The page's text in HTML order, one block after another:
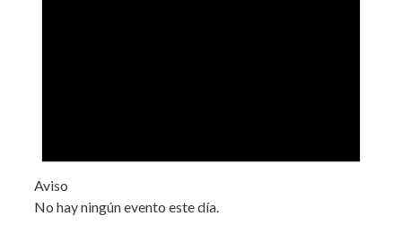
Aviso
No hay ningún evento este día.